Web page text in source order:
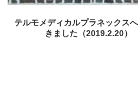
テルモメディカルプラネックス
きました（2019.2.20）